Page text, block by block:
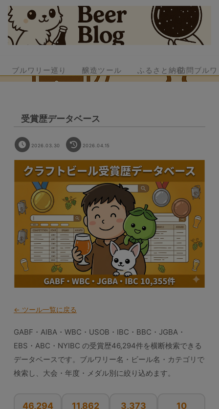
ブルワリー巡り 醸造ツール ふるさと納税訪問ブル
受賞歴データベース
2026.03.30 2026.04.15
← ツール一覧に戻る
GABF・AIBA・WBC・USOB・IBC・BBC・JGBA・
EBS・ABC・NYIBC の受賞歴46,294件を横断検索できる
データベースです。ブルワリー名・ビール名・カテゴリで
検索し、大会・年度・メダル別に絞り込めます。
46,294 11,862 3,373 10